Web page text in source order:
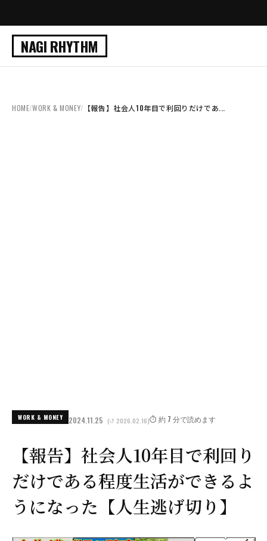
NAGI RHYTHM
HOME/WORK & MONEY/ 【報告】社会人10年目で利回りだけであ...
WORK & MONEY 2024.11.25 (↺ 2026.02.16)⏱️ 約 7 分で読めます
【報告】社会人10年目で利回り
だけである程度生活ができるよ
うになった【人生逃げ切り】